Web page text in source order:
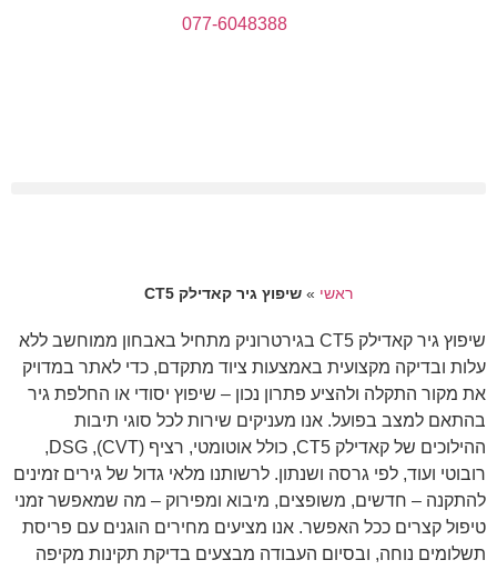
077-6048388
ראשי»שיפוץ גיר קאדילק CT5
שיפוץ גיר קאדילק CT5 בגירטרוניק מתחיל באבחון ממוחשב ללא
עלות ובדיקה מקצועית באמצעות ציוד מתקדם, כדי לאתר במדויק
את מקור התקלה ולהציע פתרון נכון – שיפוץ יסודי או החלפת גיר
בהתאם למצב בפועל. אנו מעניקים שירות לכל סוגי תיבות
ההילוכים של קאדילק CT5, כולל אוטומטי, רציף (CVT), DSG,
רובוטי ועוד, לפי גרסה ושנתון. לרשותנו מלאי גדול של גירים זמינים
להתקנה – חדשים, משופצים, מיבוא ומפירוק – מה שמאפשר זמני
טיפול קצרים ככל האפשר. אנו מציעים מחירים הוגנים עם פריסת
תשלומים נוחה, ובסיום העבודה מבצעים בדיקת תקינות מקיפה